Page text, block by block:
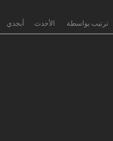
ترتيب بواسطة الأحدث أبجدي